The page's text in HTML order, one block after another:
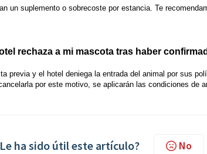
un suplemento o sobrecoste por estancia. Te
rechaza a mi mascota tras haber
previa y el hotel deniega la entrada del animal por sus
por este motivo, se aplicarán las condiciones de
ha sido útil este artículo? No